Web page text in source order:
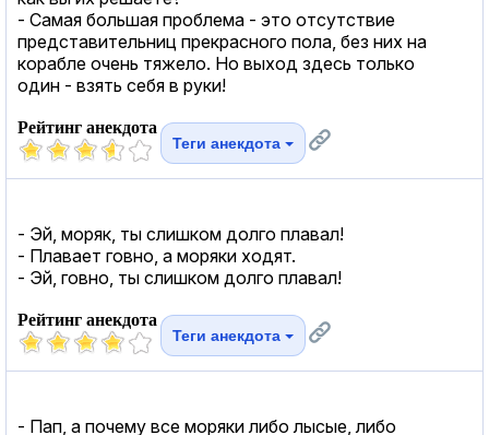
- Самая большая проблема - это отсутствие
представительниц прекрасного пола, без них на
корабле очень тяжело. Но выход здесь только
один - взять себя в руки!
Рейтинг анекдота
Теги анекдота
- Эй, моряк, ты слишком долго плавал!
- Плавает говно, а моряки ходят.
- Эй, говно, ты слишком долго плавал!
Рейтинг анекдота
Теги анекдота
- Пап, а почему все моряки либо лысые, либо